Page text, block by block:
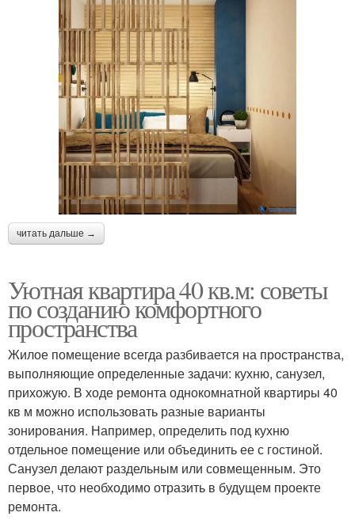
читать дальше →
Уютная квартира 40 кв.м: советы
по созданию комфортного
пространства
Жилое помещение всегда разбивается на пространства,
выполняющие определенные задачи: кухню, санузел,
прихожую. В ходе ремонта однокомнатной квартиры 40
кв м можно использовать разные варианты
зонирования. Например, определить под кухню
отдельное помещение или объединить ее с гостиной.
Санузел делают раздельным или совмещенным. Это
первое, что необходимо отразить в будущем проекте
ремонта.